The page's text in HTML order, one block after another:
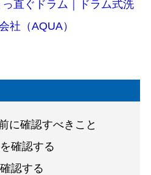
直ぐドラム｜ドラム式洗
社（AQUA）
に確認すべきこと
確認する
認する